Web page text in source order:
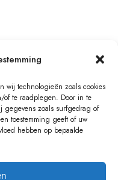
wij technologieën zoals cookies
of te raadplegen. Door in te
gegevens zoals surfgedrag of
toestemming geeft of uw
hebben op bepaalde
op!